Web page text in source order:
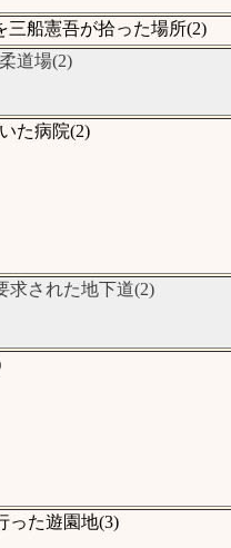
三船憲吾が拾った場所(2)
道場(2)
た病院(2)
求された地下道(2)
った遊園地(3)